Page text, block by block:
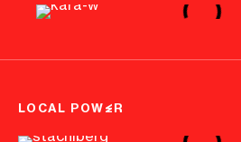
LOCAL POWER